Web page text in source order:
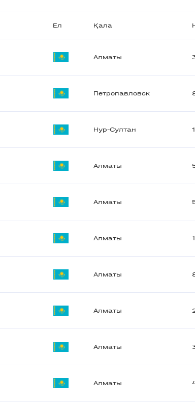
Ел Қала
Алматы
Петропавловск
Нур-Султан
Алматы
Алматы
Алматы
Алматы
Алматы
Алматы
Алматы